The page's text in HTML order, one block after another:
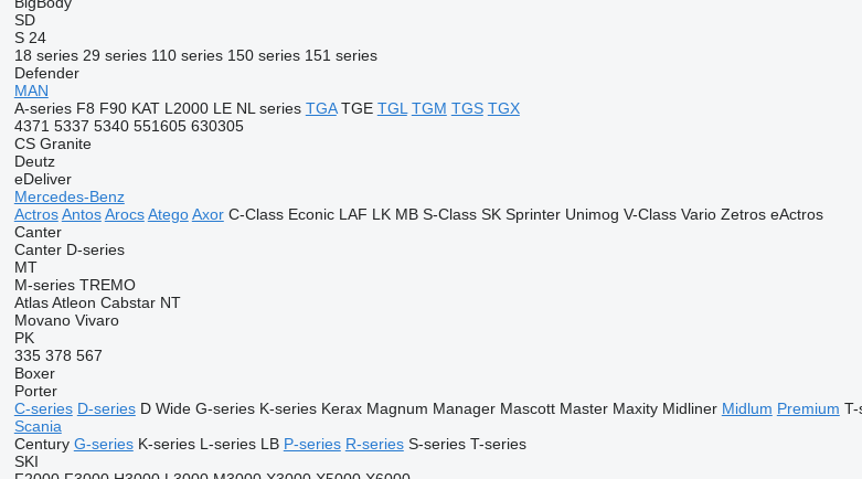
SD
S 24
18 series 29 series 110 series 150 series 151 series
Defender
MAN
A-series F8 F90 KAT L2000 LE NL series TGA TGE TGL TGM TGS TGX
4371 5337 5340 551605 630305
CS Granite
Deutz
eDeliver
Mercedes-Benz
Actros Antos Arocs Atego Axor C-Class Econic LAF LK MB S-Class SK Sprinter Unimog V-Class Vario Zetros eActros
Canter
Canter D-series
MT
M-series TREMO
Atlas Atleon Cabstar NT
Movano Vivaro
PK
335 378 567
Boxer
Porter
C-series D-series D Wide G-series K-series Kerax Magnum Manager Mascott Master Maxity Midliner Midlum Premium T-
Scania
Century G-series K-series L-series LB P-series R-series S-series T-series
SKI